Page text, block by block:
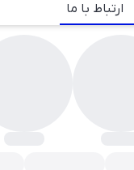
ارتباط با ما